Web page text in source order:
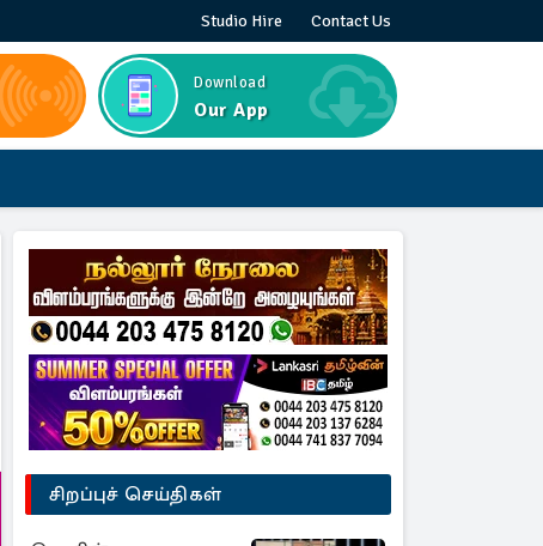
Studio Hire Contact Us
Download
Our App
சிறப்புச் செய்திகள்